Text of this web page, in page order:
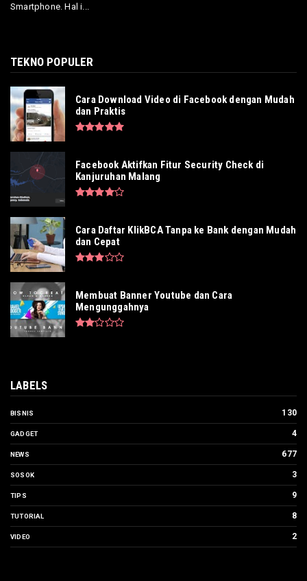
Smartphone. Hal i...
TEKNO POPULER
Cara Download Video di Facebook dengan Mudah
dan Praktis
Facebook Aktifkan Fitur Security Check di
Kanjuruhan Malang
Cara Daftar KlikBCA Tanpa ke Bank dengan Mudah
dan Cepat
Membuat Banner Youtube dan Cara
Mengunggahnya
LABELS
BISNIS 130
GADGET 4
NEWS 677
SOSOK 3
TIPS 9
TUTORIAL 8
VIDEO 2